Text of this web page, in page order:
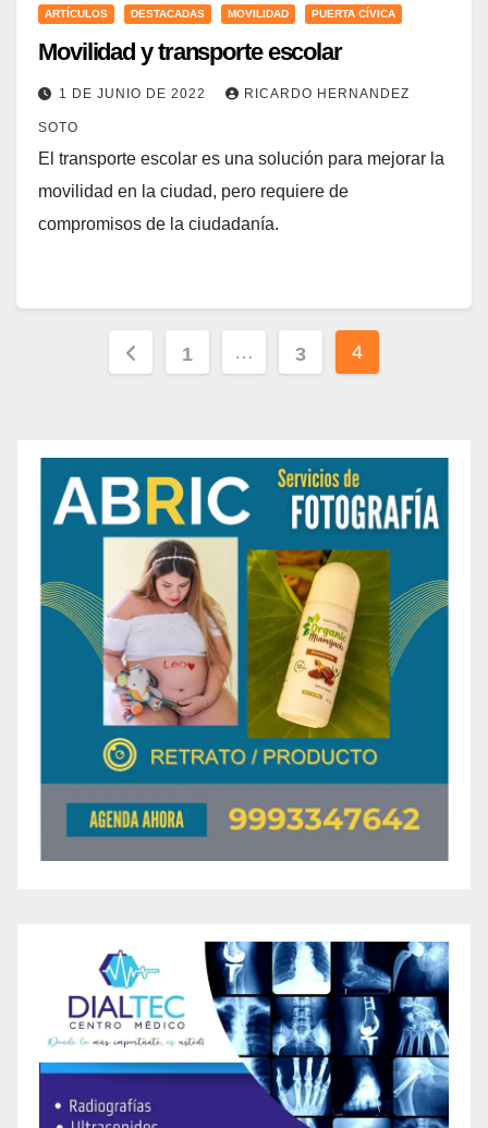
ARTÍCULOS DESTACADAS MOVILIDAD PUERTA CÍVICA
Movilidad y transporte escolar
1 DE JUNIO DE 2022 RICARDO HERNANDEZ
SOTO
El transporte escolar es una solución para mejorar la
movilidad en la ciudad, pero requiere de
compromisos de la ciudadanía.
Paginación
1 … 3 4